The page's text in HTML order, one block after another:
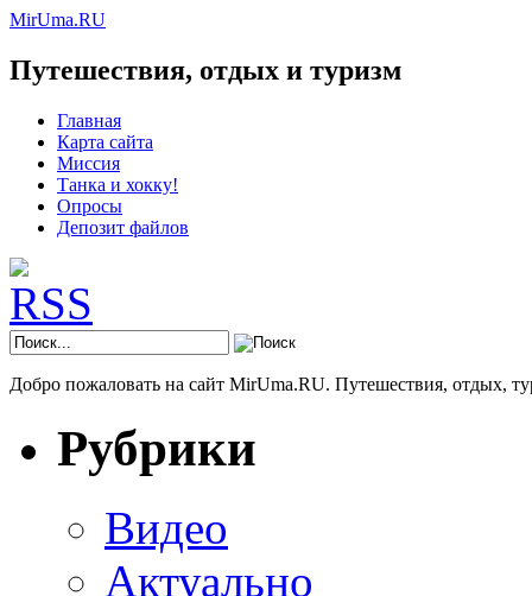
MirUma.RU
Путешествия, отдых и туризм
Главная
Карта сайта
Миссия
Танка и хокку!
Опросы
Депозит файлов
Добро пожаловать на сайт MirUma.RU. Путешествия, отдых,
Рубрики
Видео
Актуально